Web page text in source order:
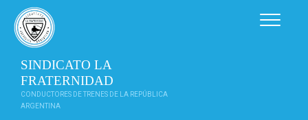
contenido
SINDICATO LA
FRATERNIDAD
CONDUCTORES DE TRENES DE LA REPÚBLICA
ARGENTINA